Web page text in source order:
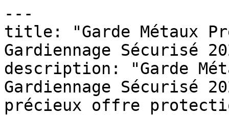
---
title: "Garde Métaux
Gardiennage Sécurisé
description: "Garde
Gardiennage Sécurisé
précieux offre